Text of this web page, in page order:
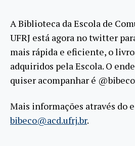
A Biblioteca da Escola de
UFRJ está agora no twitter
mais rápida e eficiente, o
adquiridos pela Escola. O
quiser acompanhar é
Mais informações através do
bibeco@acd.ufrj.br.